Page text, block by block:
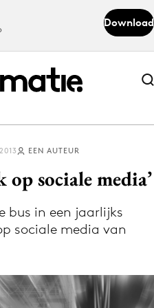
Download
Abonneer nu
Abonneer nu
de app
via de Adformatie
EEN AUTEUR
sociale media’
bus in een jaarlijks
sociale media van